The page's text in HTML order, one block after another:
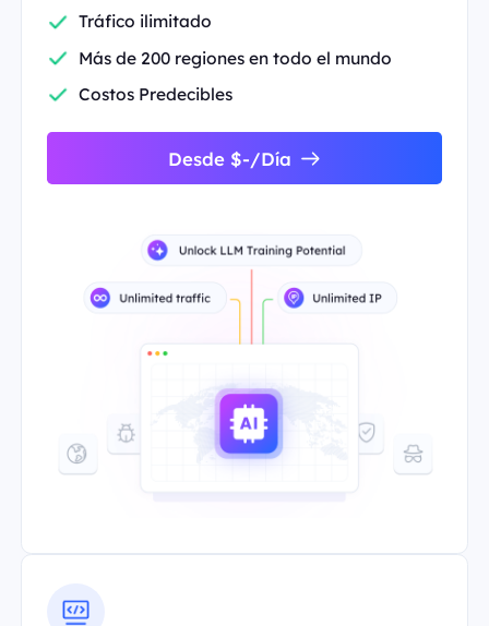
Tráfico ilimitado
Más de 200 regiones en todo el mundo
Costos Predecibles
Desde $-/Día